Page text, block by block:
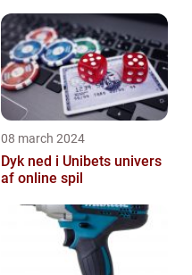
08 march 2024
Dyk ned i Unibets univers
af online spil